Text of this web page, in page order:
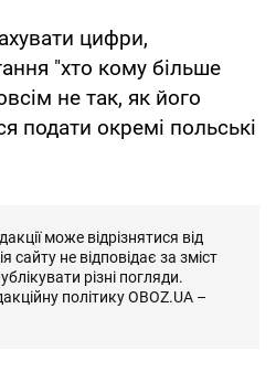
цифри,
"хто кому більше
не так, як його
подати окремі польські
може відрізнятися від
сайту не відповідає за зміст
різні погляди.
політику OBOZ.UA –